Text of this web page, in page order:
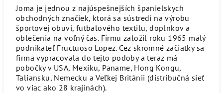
Joma je jednou z najúspešnejších španielskych
obchodných značiek, ktorá sa sústredí na výrobu
športovej obuvi, futbalového textilu, doplnkov a
oblečenia na voľný čas. Firmu založil roku 1965 malý
podnikateľ Fructuoso Lopez. Cez skromné začiatky sa
firma vypracovala do tejto podoby a teraz má
pobočky v USA, Mexiku, Paname, Hong Kongu,
Taliansku, Nemecku a Veľkej Británii (distribučná sieť
vo viac ako 28 krajinách).